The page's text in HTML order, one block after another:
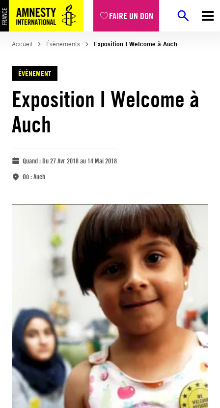
FAIRE UN DON
Accueil Évènements Exposition I Welcome à Auch
ÉVÈNEMENT
Exposition I Welcome à
Auch
Quand :Du 27 Avr 2018 au 14 Mai 2018
Où :Auch